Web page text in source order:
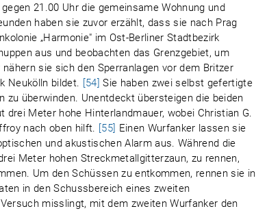
21.00 Uhr die gemeinsame Wohnung und
haben sie zuvor erzählt, dass sie nach Prag
„Harmonie" im Ost-Berliner Stadtbezirk
aus und beobachten das Grenzgebiet, um
sie sich den Sperranlagen vor dem Britzer
Neukölln bildet. [54] Sie haben zwei selbst gefertigte
zu überwinden. Unentdeckt übersteigen die beiden
drei Meter hohe Hinterlandmauer, wobei Christian G.
nach oben hilft. [55] Einen Wurfanker lassen sie
und akustischen Alarm aus. Während die
Meter hohen Streckmetallgitterzaun, zu rennen,
Um den Schüssen zu entkommen, rennen sie in
in den Schussbereich eines zweiten
misslingt, mit dem zweiten Wurfanker den